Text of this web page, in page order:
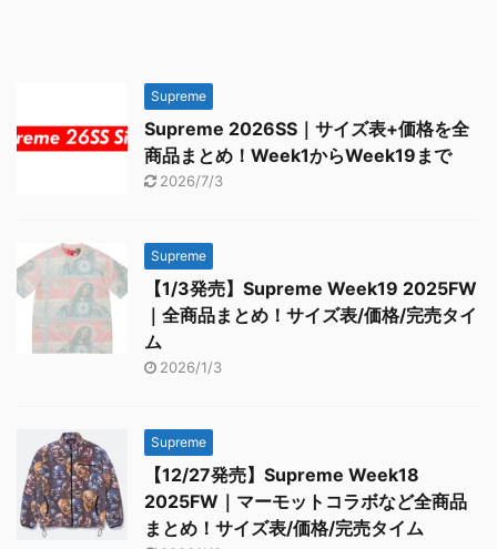
Supreme
Supreme 2026SS｜サイズ表+価格を全
商品まとめ！Week1からWeek19まで
2026/7/3
Supreme
【1/3発売】Supreme Week19 2025FW
｜全商品まとめ！サイズ表/価格/完売タイ
ム
2026/1/3
Supreme
【12/27発売】Supreme Week18
2025FW｜マーモットコラボなど全商品
まとめ！サイズ表/価格/完売タイム